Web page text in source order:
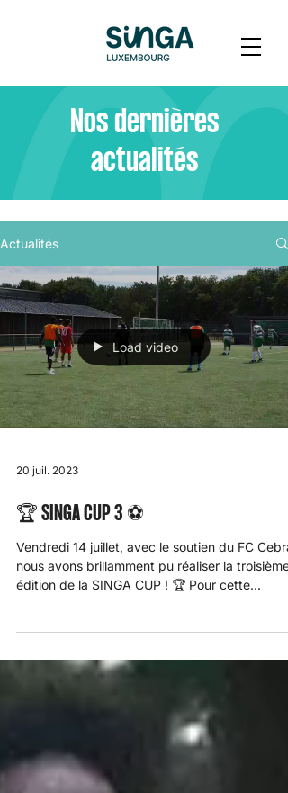
Nos dernières
actualités
Actualités
Load video
20 juil. 2023
🏆 SINGA CUP 3 ⚽️
Vendredi 14 juillet, avec le soutien du FC
nous avons brillamment pu réaliser la troisième
édition de la SINGA CUP ! 🏆 Pour cette...